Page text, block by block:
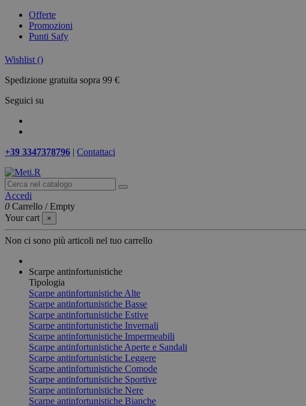
Offerte
Promozioni
Punti Safy
Wishlist ()
Spedizione gratuita sopra 99 €
Seguici su
+39 3347378796 | Contattaci
Accedi
0 Carrello /Empty
Your cart
×
Non ci sono più articoli nel tuo carrello
Scarpe antinfortunistiche
Tipologia
Scarpe antinfortunistiche Alte
Scarpe antinfortunistiche Basse
Scarpe antinfortunistiche Estive
Scarpe antinfortunistiche Invernali
Scarpe antinfortunistiche Impermeabili
Scarpe antinfortunistiche Aperte e Sandali
Scarpe antinfortunistiche Leggere
Scarpe antinfortunistiche Comode
Scarpe antinfortunistiche Sportive
Scarpe antinfortunistiche Nere
Scarpe antinfortunistiche Bianche